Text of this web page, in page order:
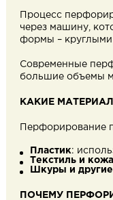
Процесс
через машину,
формы – круглыми
Современные
большие объемы
КАКИЕ
Перфорирование
Пластик:
Текстиль и кожа
Шкуры и
ПОЧЕМУ